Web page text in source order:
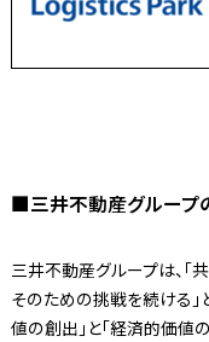
■三井不動産グループ
三井不動産グループは、「
そのための挑戦を続ける」
値の創出」と「経済的価値